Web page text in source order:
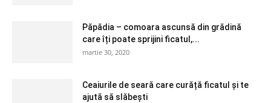
Păpădia – comoara ascunsă din grădină
care îți poate sprijini ficatul,...
martie 30, 2020
Ceaiurile de seară care curăță ficatul și te
ajută să slăbești